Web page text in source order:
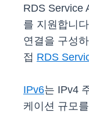
RDS Service
를 지원합니
연결을 구성
접 RDS
IPv6는 IPv4
케이션 규모